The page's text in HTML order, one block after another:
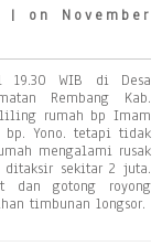
| on November
19.30 WIB di Desa
Rembang Kab.
rumah bp Imam
Yono. tetapi tidak
mengalami rusak
ditaksir sekitar 2 juta.
dan gotong royong
timbunan longsor.